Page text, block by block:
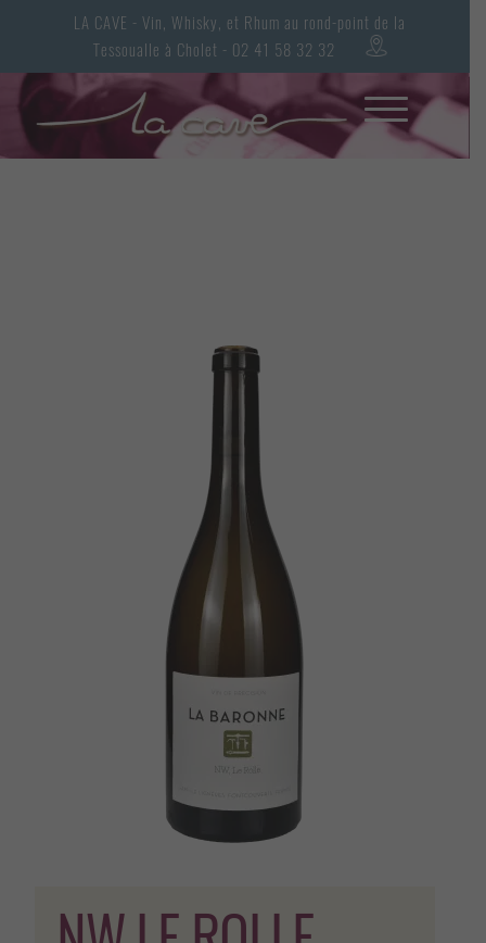
LA CAVE - Vin, Whisky, et Rhum au rond-point de la
Tessoualle à Cholet - 02 41 58 32 32